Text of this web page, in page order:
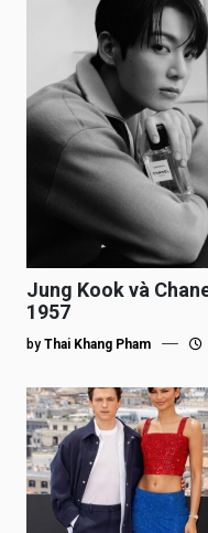
Jung Kook và
1957
by Thai Khang Pham